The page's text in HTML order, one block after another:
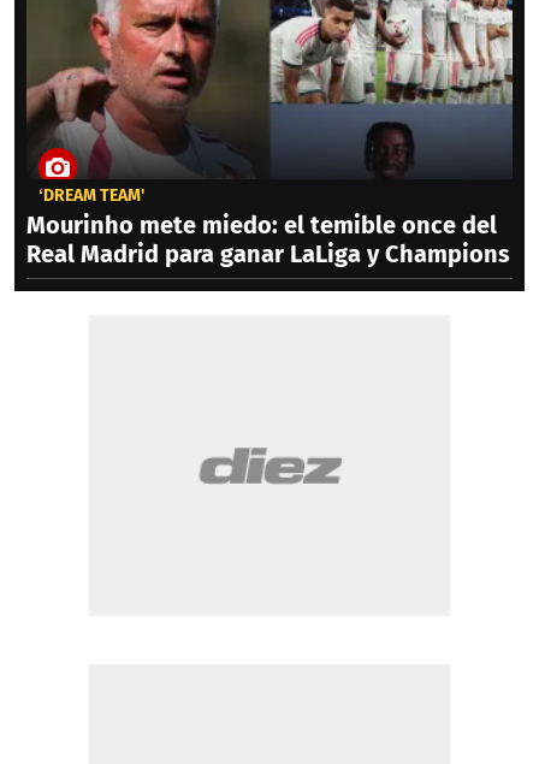
‘DREAM TEAM'
Mourinho mete miedo: el temible once del
Real Madrid para ganar LaLiga y Champions